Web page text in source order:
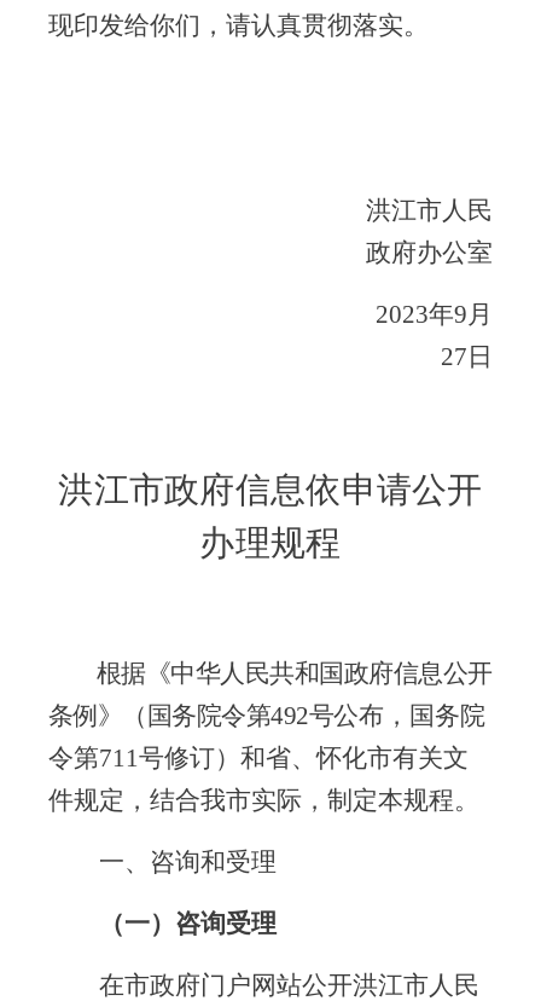
现印发给你们，请认真贯彻落实。
洪江市人民
政府办公室
2023年9 月
27 日
洪江市政府信息依申请公开
办理规程
根据《中华人民共和国政府信息公开
条例》（国务院令第492号公布，国务院
令第711号修订）和省、怀化市有关文
件规定，结合我市实际，制定本规程。
一、咨询和受理
（一）咨询受理
在市政府门户网站公开洪江市人民